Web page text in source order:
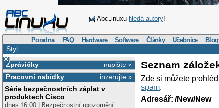
AbcLinuxu hledá autory!
Poradna FAQ Hardware Software Články Učebnice
Styl
×
napište »
Zprávičky
inzerujte »
Pracovní nabídky
Série bezpečnostních záplat v
produktech Cisco
dnes 16:00 | Bezpečnostní upozornění
Seznam
Zde si můžete
spam.
Adresář: /New/New